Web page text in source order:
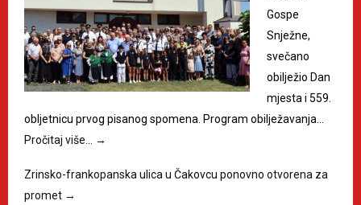
Gospe
Snježne,
svečano
obilježio Dan
mjesta i 559.
obljetnicu prvog pisanog spomena. Program obilježavanja…
Pročitaj više…
→
Zrinsko-frankopanska ulica u Čakovcu ponovno otvorena za
promet →